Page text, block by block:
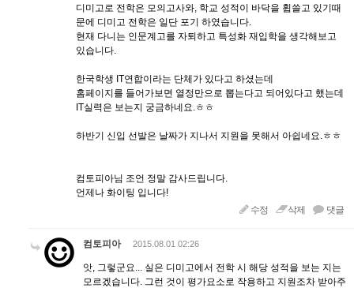
디미고로 전학은 모의고사와, 학교 성적이 바닥을 휩쓸고 있기때
문에 디미고 전학은 일단 포기 하였습니다.
현재 다니는 인문계고를 자퇴하고 특성화 재입학을 생각해보고
있습니다.
한국학생 IT연합이라는 단체가 있다고 하셨는데
홈페이지를 들어가보면 열정만으로 뽑는다고 되어있다고 했는데
IT실력은 보는지 궁금하네요.ㅎㅎ
하반기 신입 선발은 날짜가 지나서 지원을 못해서 아쉽네요.ㅎㅎ
컴토피아님 조언 정말 감사드립니다.
언제나 화이팅 입니다!
수정
삭제 댓글
컴토피아 2015.08.01 02:26
앗, 그렇군요... 실은 디미고에서 전학 시 해당 성적을 보는 지는
모르겠습니다. 그런 것이 평가요소로 작용하고 지원조차 받아주